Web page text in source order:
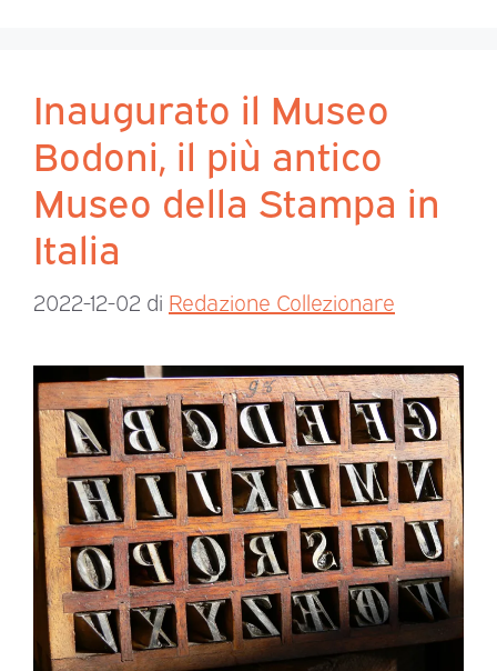
Inaugurato il Museo
Bodoni, il più antico
Museo della Stampa in
Italia
2022-12-02 di Redazione Collezionare